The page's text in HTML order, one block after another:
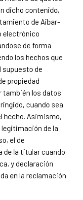
dicho contenido,
de Aibar-
electrónico
de forma
los hechos que
supuesto de
propiedad
también los datos
cuando sea
hecho. Asimismo,
de la
el de
de la titular cuando
y declaración
en la reclamación